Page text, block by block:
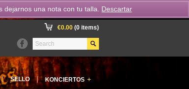
€0.00 (0 items)
SELLO KONCIERTOS +
una nota con tu talla. Descartar